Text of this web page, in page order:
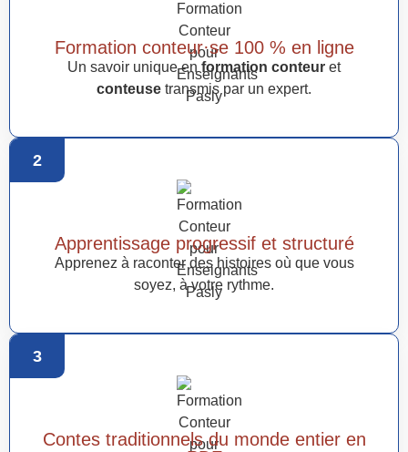
Formation conteur·se 100 % en ligne
Un savoir unique en formation conteur et
conteuse transmis par un expert.
2
Apprentissage progressif et structuré
Apprenez à raconter des histoires où que vous
soyez, à votre rythme.
3
Contes traditionnels du monde entier en